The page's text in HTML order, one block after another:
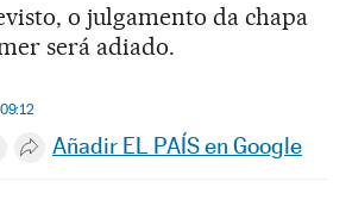
o julgamento da chapa
será adiado.
09:12
en Whatsapp
en Facebook
en Twitter
Desplegar Redes Sociales
Añadir EL PAÍS en Google